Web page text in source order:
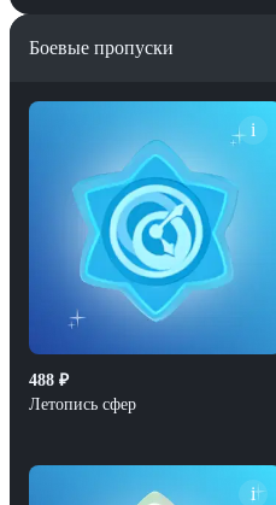
Боевые пропуски
i
488 ₽
Летопись сфер
i